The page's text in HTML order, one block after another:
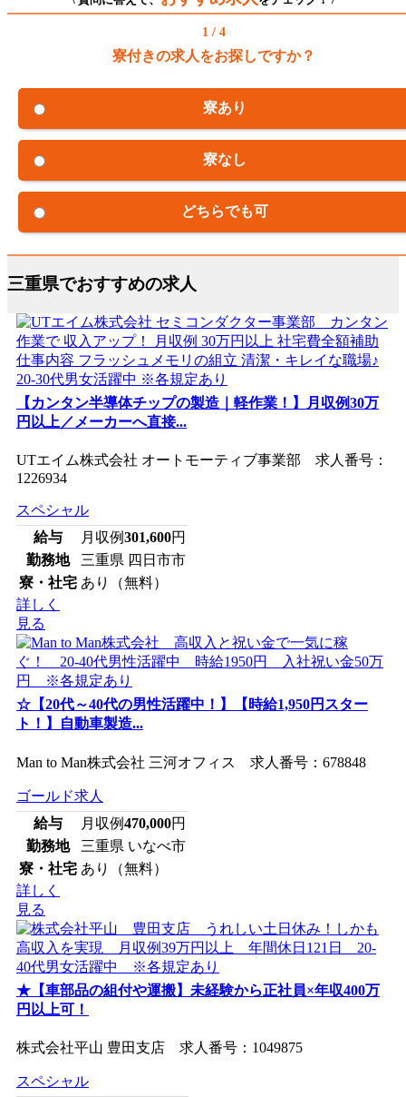
1 / 4
寮付きの求人をお探しですか？
寮あり
寮なし
どちらでも可
三重県でおすすめの求人
【カンタン半導体チップの製造｜軽作業！】月収例30万
円以上／メーカーへ直接...
UTエイム株式会社 オートモーティブ事業部 求人番号：
1226934
スペシャル
給与
月収例301,600円
勤務地
三重県 四日市市
寮・社宅 あり（無料）
詳しく
見る
☆【20代～40代の男性活躍中！】【時給1,950円スター
ト！】自動車製造...
Man to Man株式会社 三河オフィス 求人番号：678848
ゴールド求人
給与
月収例470,000円
勤務地
三重県 いなべ市
寮・社宅 あり（無料）
詳しく
見る
★【車部品の組付や運搬】未経験から正社員×年収400万
円以上可！
株式会社平山 豊田支店 求人番号：1049875
スペシャル